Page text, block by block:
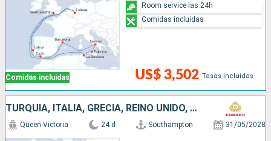
Comidas incluidas US$ 3,502 Tasas incluidas
Room service las 24h
Comidas incluidas
TURQUÍA, ITALIA, GRECIA, REINO UNIDO, CHIPRE, ESPAÑA, MALTA, TÚNEZ
Queen Victoria 24 d Southampton 31/05/2028